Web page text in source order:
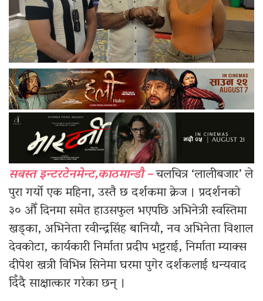
सबस्त इन्टरटेनमेन्ट,काठमान्डौ –चलचित्र ‘लालीबजार’ ले
पुरा गर्यो एक महिना, उस्तै छ दर्शकमा क्रेज । प्रदर्शनको
३० औँ दिनमा समेत हाउसफुल भएपछि अभिनेत्री स्वस्तिमा
खड्का, अभिनेता रवीन्द्रसिंह बानियाँ, नव अभिनेता विशाल
देवकोटा, कार्यकारी निर्माता प्रदीप भट्टराई, निर्माता म्याक्स
दीपेश खत्री विभिन्न सिनेमा घरमा पुगेर दर्शकलाई धन्यवाद
दिँदै साक्षात्कार गरेका छन् ।